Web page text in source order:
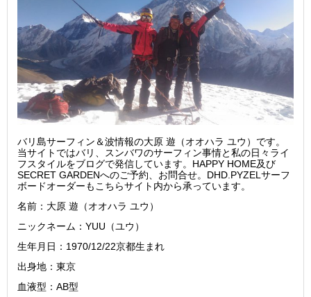
バリ島サーフィン＆波情報の大原 遊（オオハラ ユウ）です。
当サイトではバリ、スンバワのサーフィン事情と私の日々ライ
フスタイルをブログで発信しています。HAPPY HOME及び
SECRET GARDENへのご予約、お問合せ。DHD.PYZELサーフ
ボードオーダーもこちらサイト内から承っています。
名前：大原 遊（オオハラ ユウ）
ニックネーム：YUU（ユウ）
生年月日：1970/12/22京都生まれ
出身地：東京
血液型：AB型